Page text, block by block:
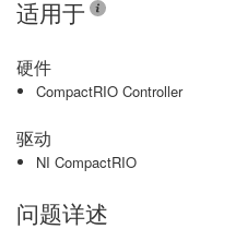
适用于
硬件
CompactRIO Controller
驱动
NI CompactRIO
问题详述